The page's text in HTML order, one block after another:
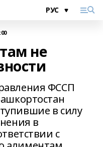
не
ФССП
в силу
в
с